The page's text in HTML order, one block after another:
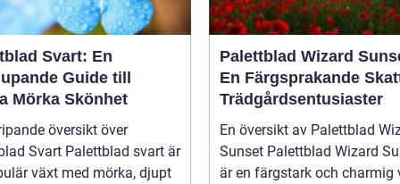
Svart: En
Guide till
Mörka Skönhet
översikt över
Svart Palettblad svart är
växt med mörka, djupt
Palettblad Wizard
En Färgsprakande
Trädgårdsentusiaster
En översikt av Palettblad
Sunset Palettblad Wizard Sunset
är en färgstark och charmig